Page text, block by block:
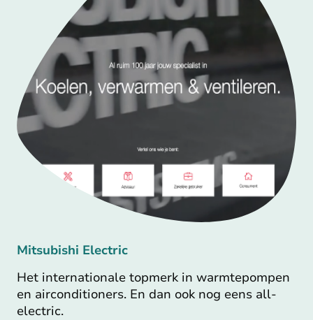
Mitsubishi Electric
Het internationale topmerk in warmtepompen
en airconditioners. En dan ook nog eens all-
electric.